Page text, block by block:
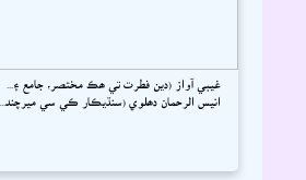
غيبي آواز (دين فطرت تي ھڪ مختصر، جامع ۽...
انيس الرحمان دھلوي (سنڌيڪار ڪي سي ميرچند...